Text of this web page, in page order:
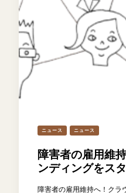
ニュース ニュース
障害者の雇用維
ンディングをス
障害者の雇用維持へ！クラ